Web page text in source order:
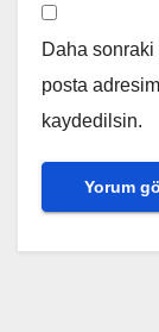
Daha sonraki
posta
kaydedilsin.